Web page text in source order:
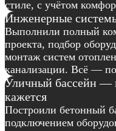
стиле, с учётом
Инженерные
Выполнили полный
проекта, подбор
монтаж систем
канализации. Всё —
Уличный бассейн —
кажется
Построили бетонный
подключением